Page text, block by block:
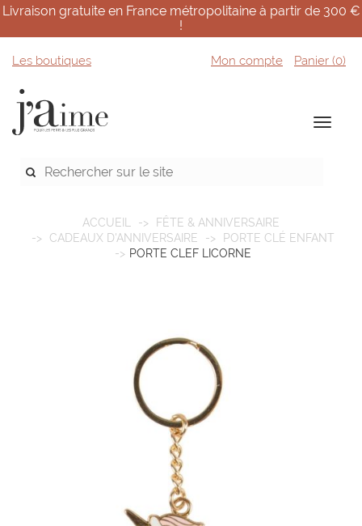
Livraison gratuite en France métropolitaine à partir de 300 €
!
Les boutiques Mon compte Panier (0)
ACCUEIL
FÊTE & ANNIVERSAIRE
CADEAUX D'ANNIVERSAIRE
PORTE CLÉ ENFANT
PORTE CLEF LICORNE